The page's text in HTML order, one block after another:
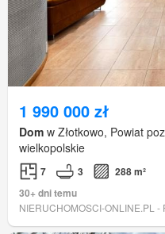
1 990 000 zł
Dom w Złotkowo, Powiat
wielkopolskie
7 3
288 m²
30+ dni temu